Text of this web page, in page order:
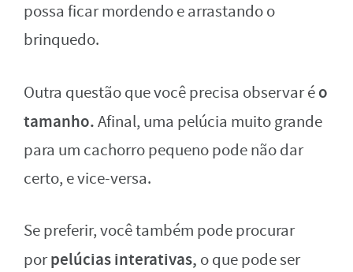
possa ficar mordendo e arrastando o
brinquedo.
Outra questão que você precisa observar éo
tamanho.Afinal, uma pelúcia muito grande
para um cachorro pequeno pode não dar
certo, e vice-versa.
Se preferir, você também pode procurar
porpelúcias interativas, o que pode ser